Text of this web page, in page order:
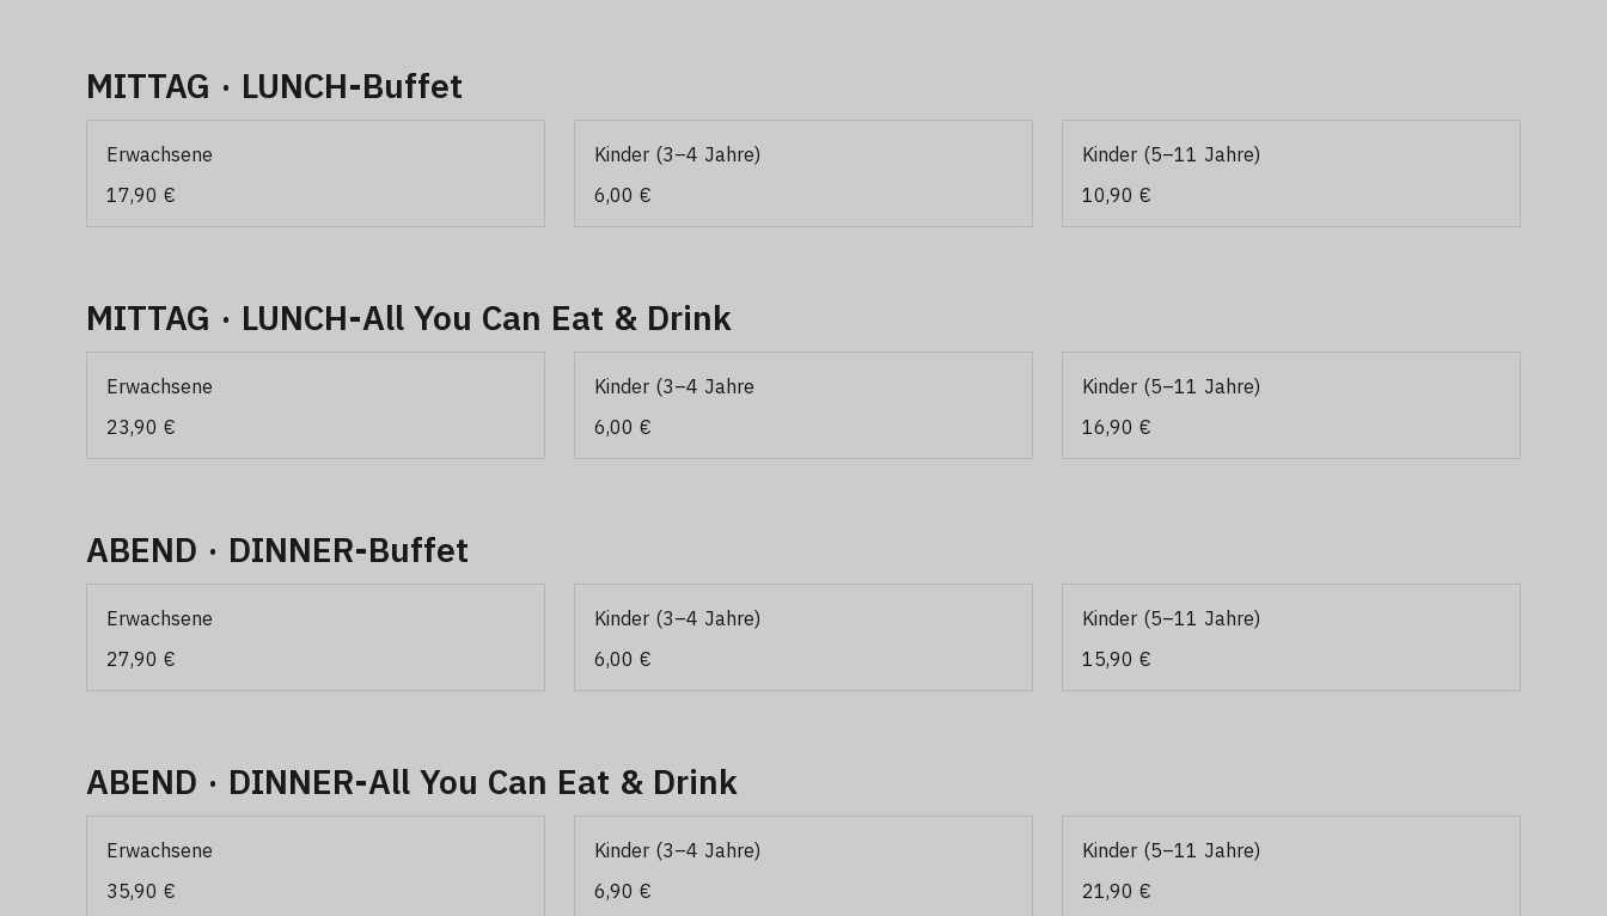
MITTAG · LUNCH-Buffet
Erwachsene
17,90 €
Kinder (3–4 Jahre)
6,00 €
Kinder (5–11 Jahre)
10,90 €
MITTAG · LUNCH-All You Can Eat & Drink
Erwachsene
23,90 €
Kinder (3–4 Jahre
6,00 €
Kinder (5–11 Jahre)
16,90 €
ABEND · DINNER-Buffet
Erwachsene
27,90 €
Kinder (3–4 Jahre)
6,00 €
Kinder (5–11 Jahre)
15,90 €
ABEND · DINNER-All You Can Eat & Drink
Erwachsene
35,90 €
Kinder (3–4 Jahre)
6,90 €
Kinder (5–11 Jahre)
21,90 €